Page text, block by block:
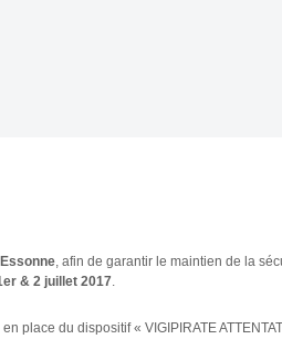
, afin de garantir le maintien de la
& 2 juillet 2017.
place du dispositif « VIGIPIRATE